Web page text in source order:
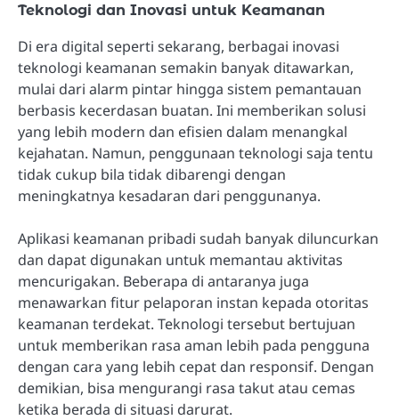
Teknologi dan Inovasi untuk Keamanan
Di era digital seperti sekarang, berbagai inovasi
teknologi keamanan semakin banyak ditawarkan,
mulai dari alarm pintar hingga sistem pemantauan
berbasis kecerdasan buatan. Ini memberikan solusi
yang lebih modern dan efisien dalam menangkal
kejahatan. Namun, penggunaan teknologi saja tentu
tidak cukup bila tidak dibarengi dengan
meningkatnya kesadaran dari penggunanya.
Aplikasi keamanan pribadi sudah banyak diluncurkan
dan dapat digunakan untuk memantau aktivitas
mencurigakan. Beberapa di antaranya juga
menawarkan fitur pelaporan instan kepada otoritas
keamanan terdekat. Teknologi tersebut bertujuan
untuk memberikan rasa aman lebih pada pengguna
dengan cara yang lebih cepat dan responsif. Dengan
demikian, bisa mengurangi rasa takut atau cemas
ketika berada di situasi darurat.